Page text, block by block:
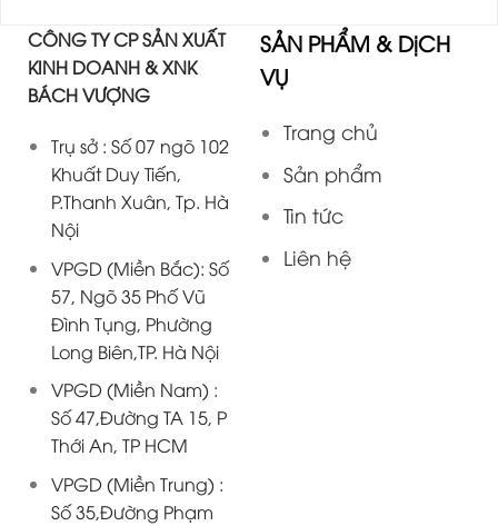
CÔNG TY CP SẢN XUẤT
KINH DOANH & XNK
BÁCH VƯỢNG
Trụ sở : Số 07 ngõ 102
Khuất Duy Tiến,
P.Thanh Xuân, Tp. Hà
Nội
VPGD (Miền Bắc): Số
57, Ngõ 35 Phố Vũ
Đình Tụng, Phường
Long Biên,TP. Hà Nội
VPGD (Miền Nam) :
Số 47,Đường TA 15, P
Thới An, TP HCM
VPGD (Miền Trung) :
Số 35,Đường Phạm
SẢN PHẨM & DịCH
VỤ
Trang chủ
Sản phẩm
Tin tức
Liên hệ